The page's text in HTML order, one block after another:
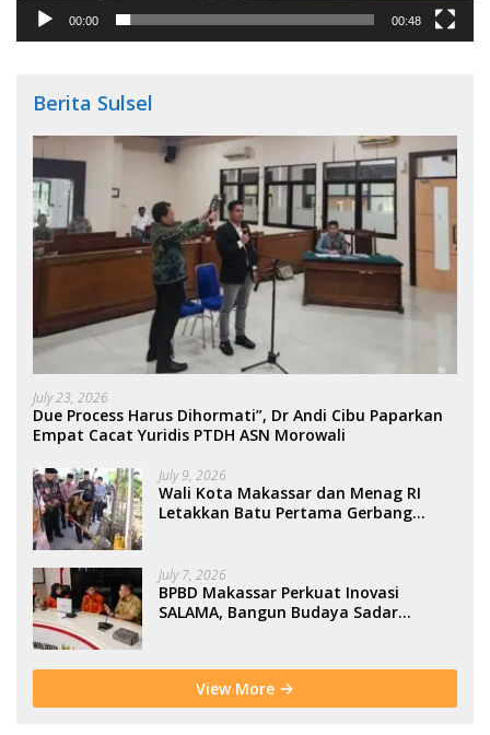
00:00 00:48
Berita Sulsel
July 23, 2026
Due Process Harus Dihormati”, Dr Andi Cibu Paparkan
Empat Cacat Yuridis PTDH ASN Morowali
July 9, 2026
Wali Kota Makassar dan Menag RI
Letakkan Batu Pertama Gerbang
July 7, 2026
BPBD Makassar Perkuat Inovasi
SALAMA, Bangun Budaya Sadar
View More